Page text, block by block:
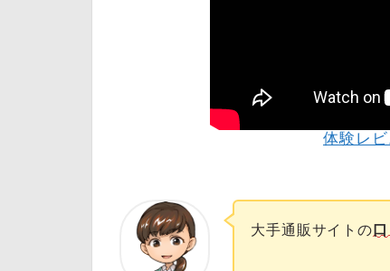
体験レ
大手通販サイトの